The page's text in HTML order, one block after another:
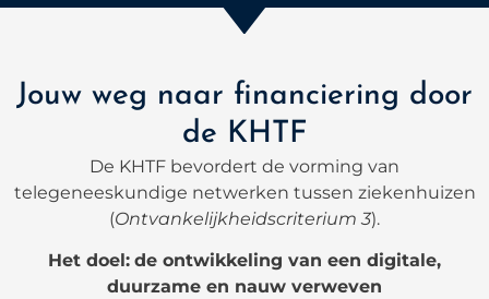
Jouw weg naar financiering door
de KHTF
De KHTF bevordert de vorming van
telegeneeskundige netwerken tussen ziekenhuizen
(Ontvankelijkheidscriterium 3).
Het doel: de ontwikkeling van een digitale,
duurzame en nauw verweven